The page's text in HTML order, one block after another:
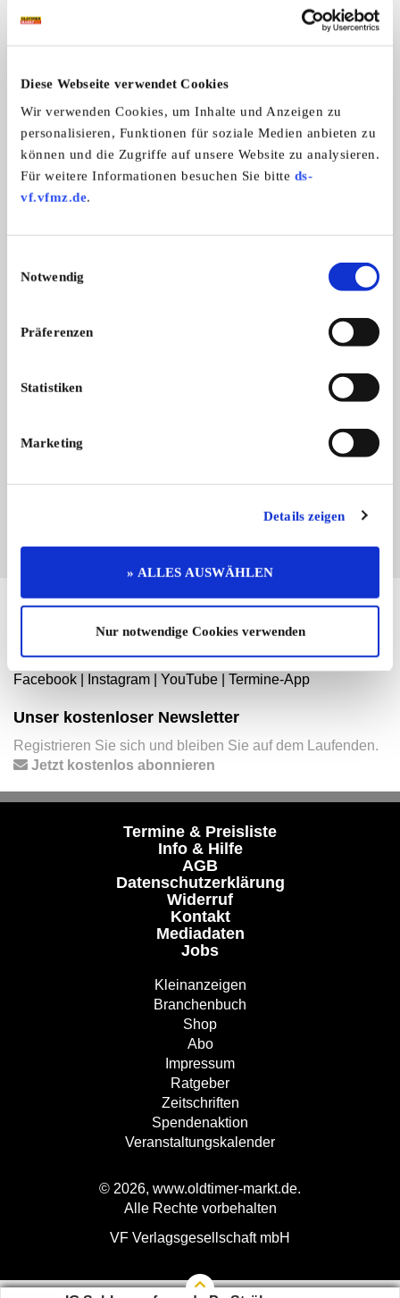
Diese Webseite verwendet Cookies
Wir verwenden Cookies, um Inhalte und Anzeigen zu
personalisieren, Funktionen für soziale Medien anbieten zu
können und die Zugriffe auf unsere Website zu analysieren.
Für weitere Informationen besuchen Sie bitte ds-
vf.vfmz.de.
Notwendig
Präferenzen
Statistiken
Marketing
Details zeigen
» ALLES AUSWÄHLEN
Nur notwendige Cookies verwenden
Allgemeine Angaben
Traktormarken:
Alle Marken
IG Schlepperfreunde Pr. Ströhen
Sie vertreten dieses Unternehmen? Übernehmen Sie
Hier finden Sie mehr von OLDTIMER MARKT
Folgen Sie uns auf unseren Social-Media-Seiten oder
laden Sie unsere Termine-App herunter:
Facebook
Instagram YouTube Termine-App
Unser kostenloser Newsletter
Registrieren Sie sich und bleiben Sie auf dem Laufenden.
Jetzt kostenlos abonnieren
Termine & Preisliste
Info & Hilfe
AGB
Datenschutzerklärung
Widerruf
Kontakt
Mediadaten
Jobs
Kleinanzeigen
Branchenbuch
Shop
Abo
Impressum
Ratgeber
Zeitschriften
Spendenaktion
Veranstaltungskalender
© 2026, www.oldtimer-markt.de.
Alle Rechte vorbehalten
VF Verlagsgesellschaft mbH